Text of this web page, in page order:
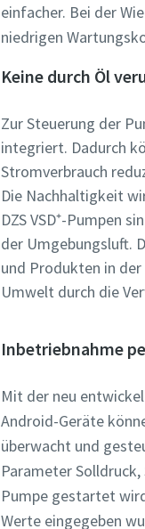
einfacher. Bei der
niedrigen
Keine durch Öl
Zur Steuerung der
integriert. Dadurch
Stromverbrauch
Die Nachhaltigkeit
DZS VSD⁺-Pumpen
der Umgebungsluft.
und Produkten in
Umwelt durch die
Inbetriebnahme
Mit der neu
Android-Geräte
überwacht und
Parameter
Pumpe gestartet
Werte eingegeben